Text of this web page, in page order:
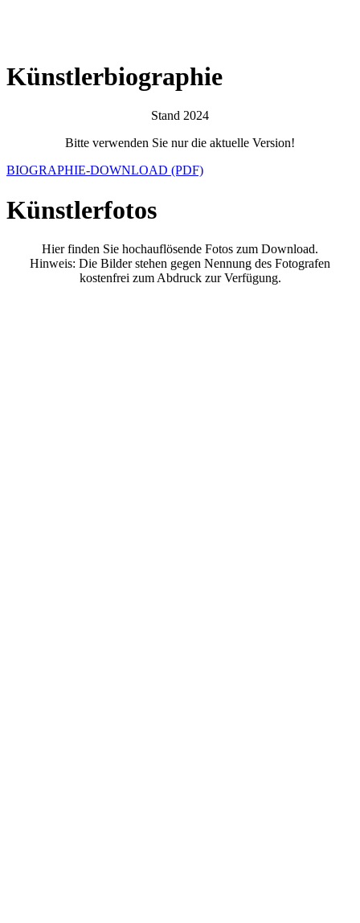
Künstlerbiographie
Stand 2024
Bitte verwenden Sie nur die aktuelle Version!
BIOGRAPHIE-DOWNLOAD (PDF)
Künstlerfotos
Hier finden Sie hochauflösende Fotos zum Download.
Hinweis: Die Bilder stehen gegen Nennung des Fotografen
kostenfrei zum Abdruck zur Verfügung.